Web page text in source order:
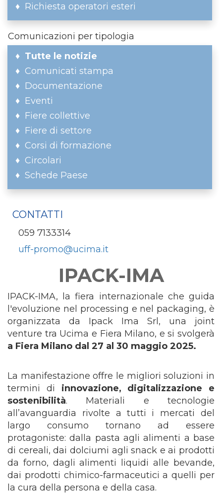
Richiesta operatori esteri
Comunicazioni per tipologia
Tutte le notizie
Comunicati stampa
Documentazione
Eventi
Fiere collettive
Fiere di settore
Corsi di formazione
Circolari
Schede Paese
CONTATTI
059 7133314
uff-promo@ucima.it
IPACK-IMA
IPACK-IMA, la fiera internazionale che guida
l'evoluzione nel processing e nel packaging, è
organizzata da Ipack Ima Srl, una joint
venture tra Ucima e Fiera Milano, e si svolgerà
a Fiera Milano dal 27 al 30 maggio 2025.
La manifestazione offre le migliori soluzioni in
termini di innovazione, digitalizzazione e
sostenibilità. Materiali e tecnologie
all’avanguardia rivolte a tutti i mercati del
largo consumo tornano ad essere
protagoniste: dalla pasta agli alimenti a base
di cereali, dai dolciumi agli snack e ai prodotti
da forno, dagli alimenti liquidi alle bevande,
dai prodotti chimico-farmaceutici a quelli per
la cura della persona e della casa.